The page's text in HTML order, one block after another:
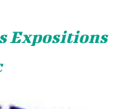
Expositions